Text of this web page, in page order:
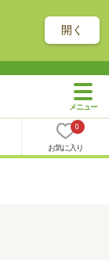
開く
0
お気に入り